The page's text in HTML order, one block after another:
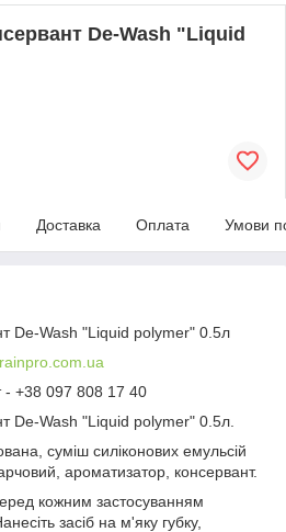
De-Wash "Liquid
Доставка Оплата Умови
De-Wash "Liquid polymer" 0.5л
- +38 097 808 17 40
De-Wash "Liquid polymer" 0.5л.
суміш силіконових емульсій
ароматизатор, консервант.
кожним застосуванням
засіб на м'яку губку,